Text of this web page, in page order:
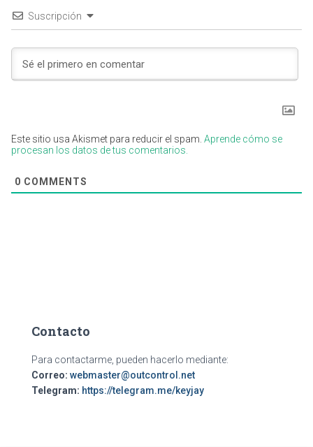
Suscripción
Este sitio usa Akismet para reducir el spam. Aprende cómo se
procesan los datos de tus comentarios.
0 COMMENTS
Contacto
Para contactarme, pueden hacerlo mediante:
Correo: webmaster@outcontrol.net
Telegram: https://telegram.me/keyjay